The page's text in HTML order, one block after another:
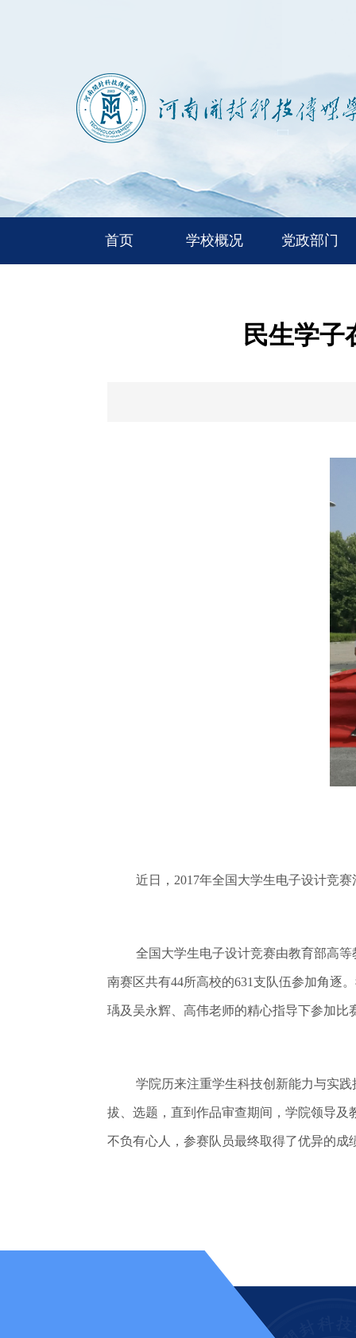
首页 学校概况 党政部门
民生学子
近日，2017年全国大学生电子设计竞
全国大学生电子设计竞赛由教育部高
南赛区共有44所高校的631支队伍参加角逐
瑀及吴永辉、高伟老师的精心指导下参加比
学院历来注重学生科技创新能力与实
拔、选题，直到作品审查期间，学院领导
不负有心人，参赛队员最终取得了优异的